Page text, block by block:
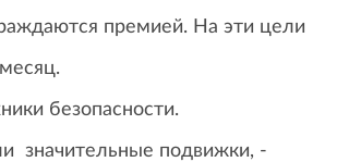
премией. На эти цели
безопасности.
значительные подвижки, -